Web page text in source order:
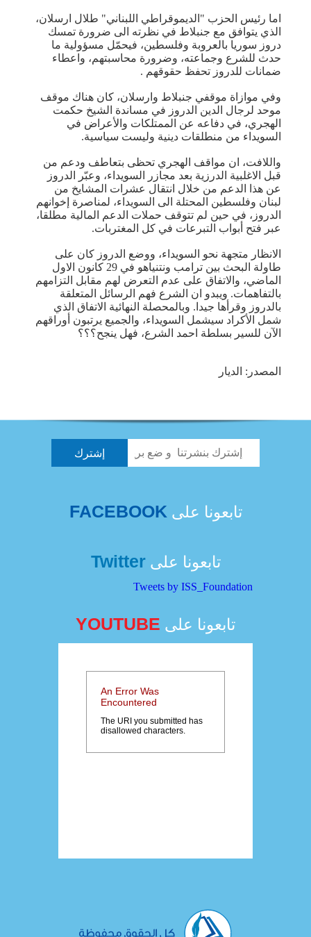
اما رئيس الحزب "الديموقراطي اللبناني" طلال ارسلان،
الذي يتوافق مع جنبلاط في نظرته الى ضرورة تمسك
دروز سوريا بالعروبة وفلسطين، فيحمّل مسؤولية ما
حدث للشرع وجماعته، وضرورة محاسبتهم، واعطاء
ضمانات للدروز تحفظ حقوقهم .
وفي موازاة موقفي جنبلاط وارسلان، كان هناك موقف
موحد لرجال الدين الدروز في مساندة الشيخ حكمت
الهجري، في دفاعه عن الممتلكات والأعراض في
السويداء من منطلقات دينية وليست سياسية.
واللافت، ان مواقف الهجري تحظى بتعاطف ودعم من
قبل الاغلبية الدرزية بعد مجازر السويداء، وعبّر الدروز
عن هذا الدعم من خلال انتقال عشرات المشايخ من
لبنان وفلسطين المحتلة الى السويداء، لمناصرة إخوانهم
الدروز، في حين لم تتوقف حملات الدعم المالية مطلقا،
عبر فتح أبواب التبرعات في كل المغتربات.
الانظار متجهة نحو السويداء، ووضع الدروز كان على
طاولة البحث بين ترامب ونتنياهو في 29 كانون الاول
الماضي، والاتفاق على عدم التعرض لهم مقابل التزامهم
بالتفاهمات. ويبدو ان الشرع فهم الرسائل المتعلقة
بالدروز وقرأها جيدا. وبالمحصلة النهائية الاتفاق الذي
شمل الأكراد سيشمل السويداء، والجميع يرتبون أوراقهم
الآن للسير بسلطة احمد الشرع، فهل ينجح؟؟؟
المصدر: الديار
تابعونا علىFACEBOOK
تابعونا علىTwitter
Tweets by ISS_Foundation
تابعونا على YOUTUBE